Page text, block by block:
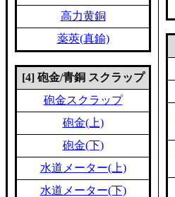
高力黄銅
薬莢(真鍮)
[4] 砲金/青銅 スクラップ
砲金スクラップ
砲金(上)
砲金(下)
水道メーター(上)
水道メーター(下)